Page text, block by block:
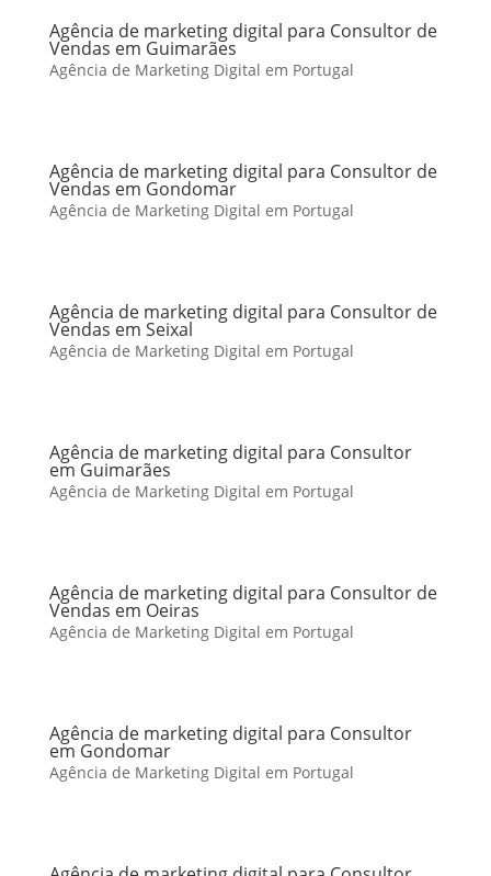
Agência de marketing digital para Consultor de
Vendas em Guimarães
Agência de Marketing Digital em Portugal
Agência de marketing digital para Consultor de
Vendas em Gondomar
Agência de Marketing Digital em Portugal
Agência de marketing digital para Consultor de
Vendas em Seixal
Agência de Marketing Digital em Portugal
Agência de marketing digital para Consultor
em Guimarães
Agência de Marketing Digital em Portugal
Agência de marketing digital para Consultor de
Vendas em Oeiras
Agência de Marketing Digital em Portugal
Agência de marketing digital para Consultor
em Gondomar
Agência de Marketing Digital em Portugal